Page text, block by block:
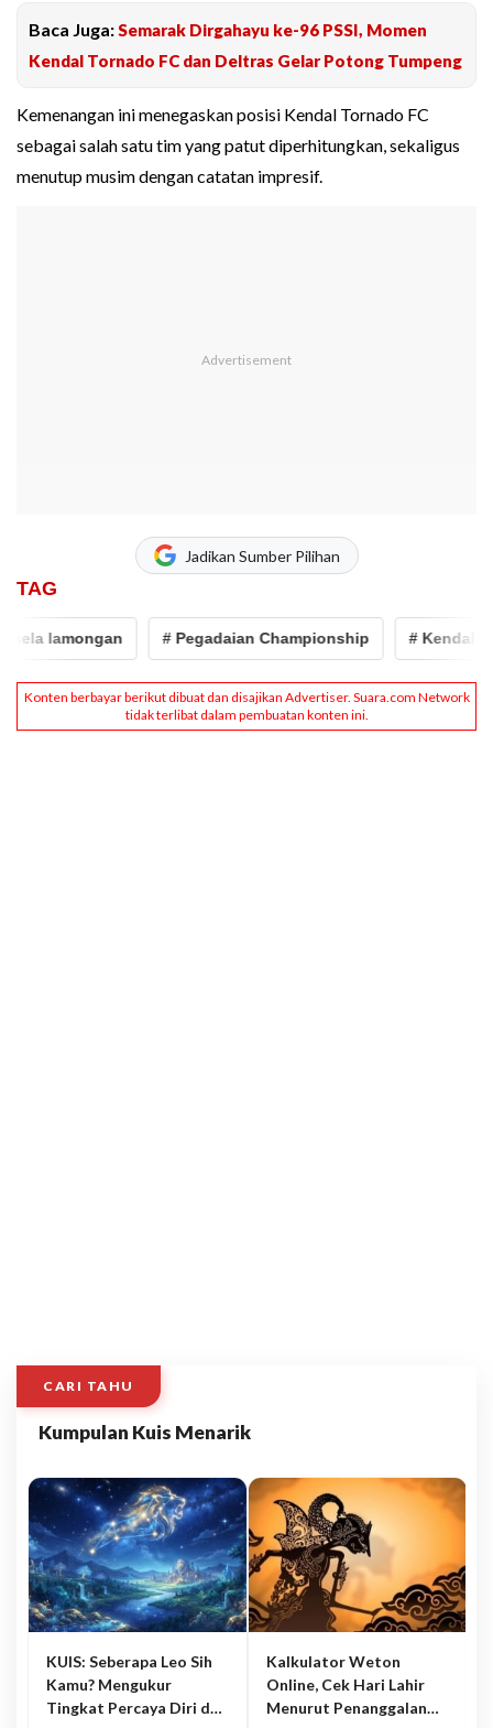
Baca Juga:Semarak Dirgahayu ke-96 PSSI, Momen
Kendal Tornado FC dan Deltras Gelar Potong Tumpeng
Kemenangan ini menegaskan posisi Kendal Tornado FC
sebagai salah satu tim yang patut diperhitungkan, sekaligus
menutup musim dengan catatan impresif.
Jadikan Sumber Pilihan
TAG
lamongan # Pegadaian Championship # Kendal
CARI TAHU
Kumpulan Kuis Menarik
KUIS: Seberapa Leo Sih
Kamu? Mengukur
Tingkat Percaya Diri dan
Kalkulator Weton
Online, Cek Hari Lahir
Menurut Penanggalan